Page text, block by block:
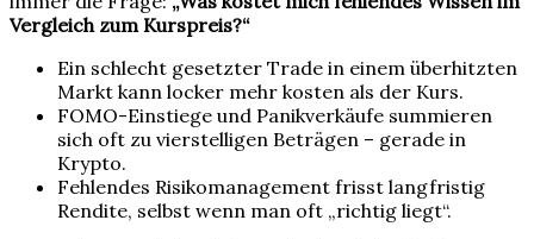
Vergleich zum Kurspreis?“
Ein schlecht gesetzter Trade in einem überhitzten
Markt kann locker mehr kosten als der Kurs.
FOMO-Einstiege und Panikverkäufe summieren
sich oft zu vierstelligen Beträgen – gerade in
Krypto.
Fehlendes Risikomanagement frisst langfristig
Rendite, selbst wenn man oft „richtig liegt“.